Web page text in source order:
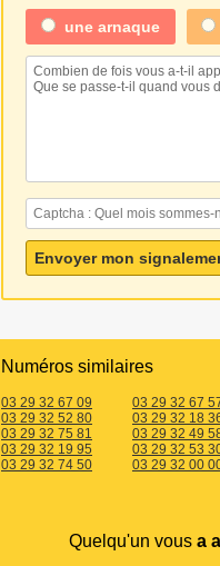
une arnaque
Numéros similaires
03 29 32 67 09 03 29 32 67
03 29 32 52 80
03 29 32 18
03 29 32 75 81
03 29 32 49
03 29 32 19 95
03 29 32 53
03 29 32 74 50
03 29 32 00
Quelqu'un vous a